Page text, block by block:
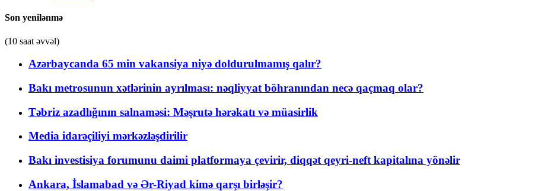
Son yenilənmə
(10 saat əvvəl)
Azərbaycanda 65 min vakansiya niyə doldurulmamış qalır?
Bakı metrosunun xətlərinin ayrılması: nəqliyyat böhranından necə qaçmaq olar?
Təbriz azadlığının salnaməsi: Məşrutə hərəkatı və müasirlik
Media idarəçiliyi mərkəzləşdirilir
Bakı investisiya forumunu daimi platformaya çevirir, diqqət qeyri-neft kapitalına yönəlir
Ankara, İslamabad və Ər-Riyad kimə qarşı birləşir?